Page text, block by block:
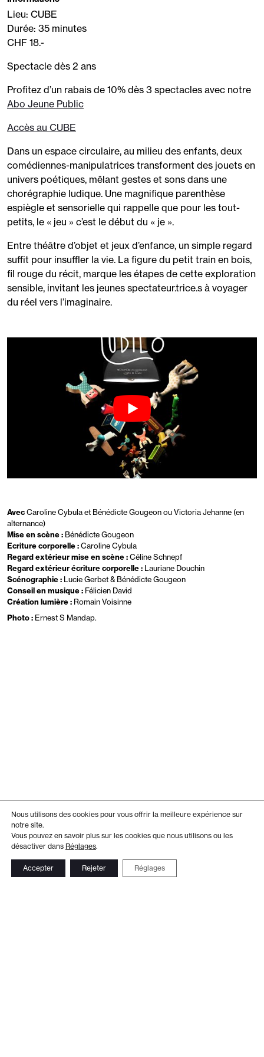
Lieu: CUBE
Durée: 35 minutes
CHF 18.-
Spectacle dès 2 ans
Profitez d’un rabais de 10% dès 3 spectacles avec notre
Abo Jeune Public
Accès au CUBE
Dans un espace circulaire, au milieu des enfants, deux
comédiennes-manipulatrices transforment des jouets en
univers poétiques, mêlant gestes et sons dans une
chorégraphie ludique. Une magnifique parenthèse
espiègle et sensorielle qui rappelle que pour les tout-
petits, le « jeu » c’est le début du « je ».
Entre théâtre d’objet et jeux d’enfance, un simple regard
suffit pour insuffler la vie. La figure du petit train en bois,
fil rouge du récit, marque les étapes de cette exploration
sensible, invitant les jeunes spectateur.trice.s à voyager
du réel vers l’imaginaire.
AvecCaroline Cybula et Bénédicte Gougeon ou Victoria Jehanne (en
alternance)
Mise en scène : Bénédicte Gougeon
Ecriture corporelle :Caroline Cybula
Regard extérieur mise en scène :Céline Schnepf
Regard extérieur écriture corporelle : Lauriane Douchin
Scénographie : Lucie Gerbet & Bénédicte Gougeon
Conseil en musique : Félicien David
Création lumière : Romain Voisinne
Photo : Ernest S Mandap.
Nous utilisons des cookies pour vous offrir la meilleure expérience sur
notre site.
Vous pouvez en savoir plus sur les cookies que nous utilisons ou les
désactiver dans Réglages.
Accepter Rejeter Réglages